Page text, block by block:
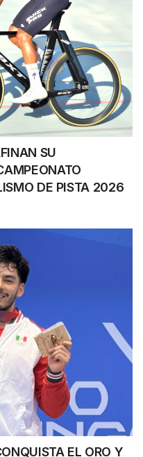
SU
DE PISTA 2026
EL ORO Y